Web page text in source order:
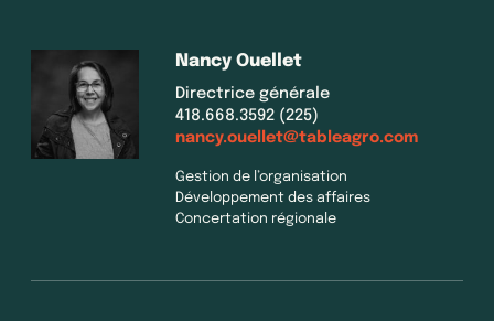
Nancy Ouellet
Directrice générale
418.668.3592 (225)
nancy.ouellet@tableagro.com
Gestion de l’organisation
Développement des affaires
Concertation régionale